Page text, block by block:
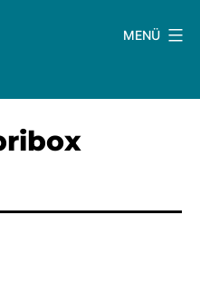
MENÜ